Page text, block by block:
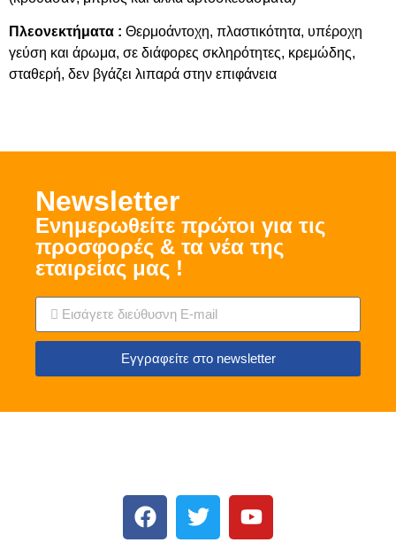
Πλεονεκτήματα : Θερμοάντοχη, πλαστικότητα, υπέροχη
γεύση και άρωμα, σε διάφορες σκληρότητες, κρεμώδης,
σταθερή, δεν βγάζει λιπαρά στην επιφάνεια
Νewsletter
Ενημερωθείτε πρώτοι για τις
προσφορές & τα νέα της
εταιρείας μας !
Εγγραφείτε στο newsletter